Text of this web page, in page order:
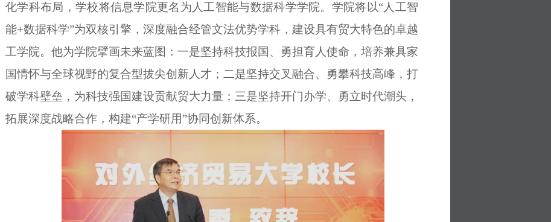
化学科布局，学校将信息学院更名为人工智能与数据科学学院。学院将 以“人工智
能+数据科学”为双核引擎，深度融合经管文法优势学科，建设具有贸大特色的卓越
工学院。他为学院擘画未来蓝图：一是坚持科技报国、勇担育人使命，培养兼具家
国情怀与全球视野的复合型拔尖创新人才；二是坚持交叉融合、勇攀科技高峰，打
破学科壁垒，为科技强国建设贡献贸大力量；三是坚持开门办学、勇立时代潮头，
拓展深度战略合作，构建“产学研用”协同创新体系。